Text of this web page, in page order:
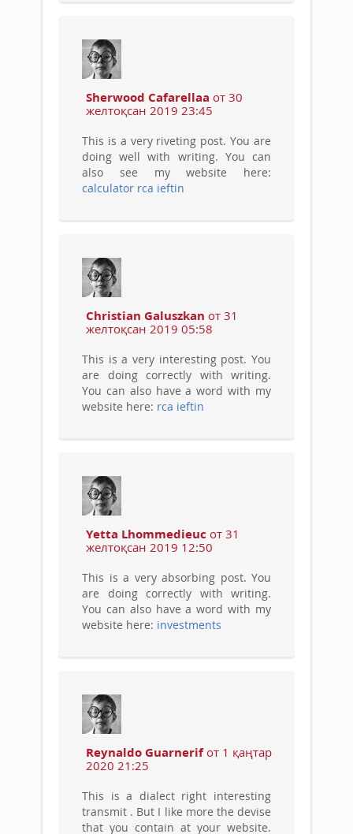
Sherwood Cafarellaa от 30
желтоқсан 2019 23:45
This is a very riveting post. You are
doing well with writing. You can
also see my website here:
calculator rca ieftin
Christian Galuszkan от 31
желтоқсан 2019 05:58
This is a very interesting post. You
are doing correctly with writing.
You can also have a word with my
website here: rca ieftin
Yetta Lhommedieuc от 31
желтоқсан 2019 12:50
This is a very absorbing post. You
are doing correctly with writing.
You can also have a word with my
website here: investments
Reynaldo Guarnerifот 1 қаңтар
2020 21:25
This is a dialect right interesting
transmit . But I like more the devise
that you contain at your website.